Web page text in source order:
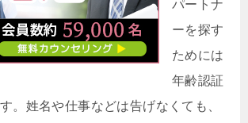
パートナ
ーを探す
ためには
年齢認証
。姓名や仕事などは告げなくても、